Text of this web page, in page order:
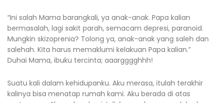
“Ini salah Mama barangkali, ya anak-anak. Papa kalian
bermasalah, lagi sakit parah, semacam depresi, paranoid.
Mungkin skizoprenia? Tolong ya, anak-anak yang saleh dan
salehah. Kita harus memaklumi kelakuan Papa kalian.”
Duhai Mama, ibuku tercinta; aaargggghhh!
Suatu kali dalam kehidupanku. Aku merasa, itulah terakhir
kalinya bisa menatap rumah kami. Aku berada di atas